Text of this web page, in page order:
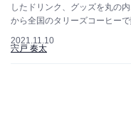
したドリンク、グッズを丸の
から全国のタリーズコーヒーで
2021.11.10
宍戸 奏太